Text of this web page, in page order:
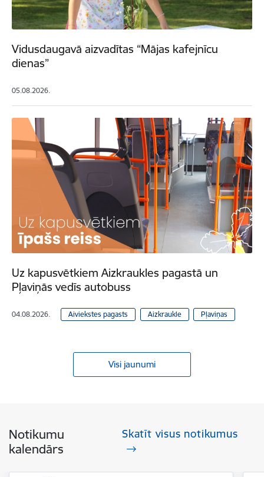
Vidusdaugavā aizvadītas “Mājas kafejnīcu
dienas”
05.08.2026.
Uz kapusvētkiem Aizkraukles pagastā un
Pļaviņās vedīs autobuss
04.08.2026. Aiviekstes pagasts Aizkraukle Pļaviņas
Visi jaunumi
Notikumu
kalendārs
Skatīt visus notikumus